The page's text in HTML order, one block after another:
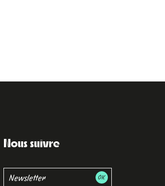
Nous suivre